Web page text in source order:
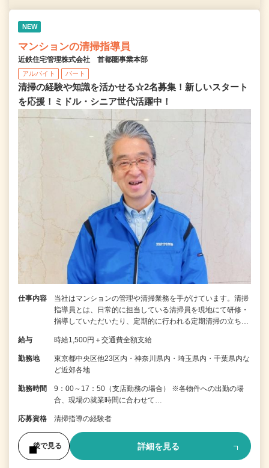
NEW
マンションの清掃指導員
近鉄住宅管理株式会社 首都圏事業本部
アルバイト パート
清掃の経験や知識を活かせる☆2名募集！新しいスタート
を応援！ミドル・シニア世代活躍中！
仕事内容
当社はマンションの管理や清掃業務を手がけています。清掃
指導員とは、日常的に担当している清掃員を現地にて研修・
指導していただいたり、定期的に行われる定期清掃の立ち…
給与 時給1,500円＋交通費全額支給
勤務地
東京都中央区他23区内・神奈川県内・埼玉県内・千葉県内な
ど近郊各地
勤務時間
9：00～17：50（支店勤務の場合） ※各物件への出勤の場
合、現場の就業時間に合わせて…
応募資格 清掃指導の経験者
後で見る 詳細を見る